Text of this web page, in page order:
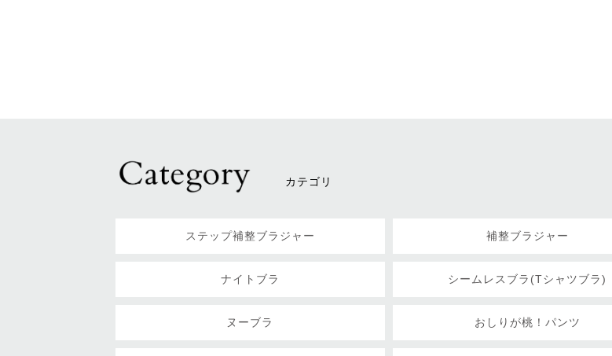
カテゴリ
ステップ補整ブラジャー 補整ブラジャー
ナイトブラ シームレスブラ(Tシャツブラ)
ヌーブラ おしりが桃！パンツ